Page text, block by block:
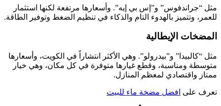
مثل “جراندفوس” و”إس بي إيه”. وأسعارها مرتفعة لكنها استثمار
للعمر، وتتميز بالهدوء التام والذكاء في تنظيم الضغط وتوفير الطاقة.
المضخات الإيطالية
مثل “كالبيدا” و”بيدرولو”. وهي الأكثر انتشاراً في الكويت، وأسعارها
متوسطة ومناسبة، وقطع غيارها متوفرة في كل مكان، وهي خيار
ممتاز واقتصادي لمعظم المنازل.
تعرف على افضل مضخة ماء للبيت